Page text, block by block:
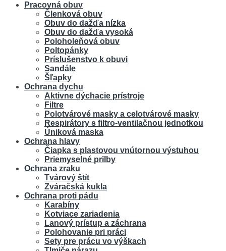
Pracovná obuv
Členková obuv
Obuv do dažďa nízka
Obuv do dažďa vysoká
Poloholeňová obuv
Poltopánky
Príslušenstvo k obuvi
Sandále
Šľapky
Ochrana dychu
Aktivne dýchacie prístroje
Filtre
Polotvárové masky a celotvárové masky
Respirátory s filtro-ventilačnou jednotkou
Úniková maska
Ochrana hlavy
Čiapka s plastovou vnútornou výstuhou
Priemyselné prilby
Ochrana zraku
Tvárový štít
Zváračská kukla
Ochrana proti pádu
Karabíny
Kotviace zariadenia
Lanový prístup a záchrana
Polohovanie pri práci
Sety pre prácu vo výškach